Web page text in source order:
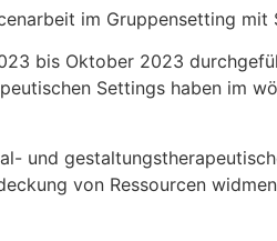
im Gruppensetting mit
bis Oktober 2023
Settings haben im
und
von Ressourcen